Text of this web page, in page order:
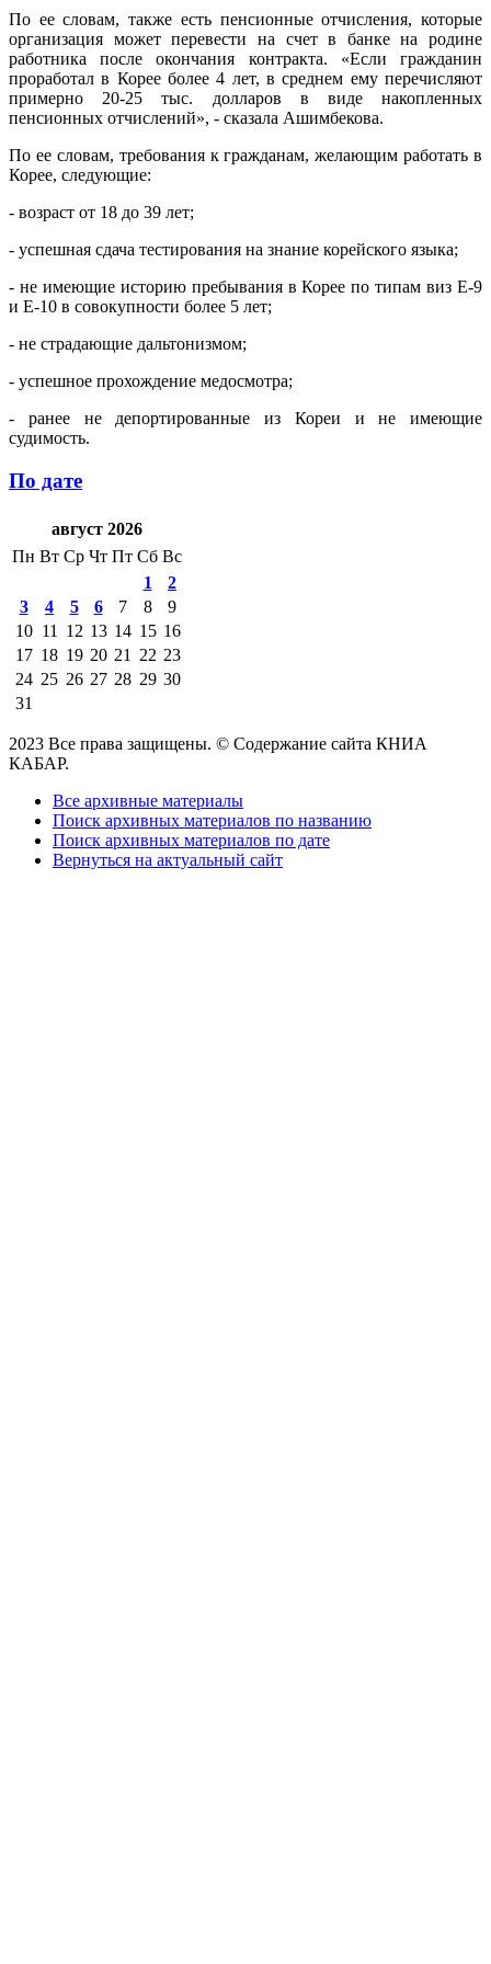
По ее словам, также есть пенсионные отчисления, которые
организация может перевести на счет в банке на родине
работника после окончания контракта. «Если гражданин
проработал в Корее более 4 лет, в среднем ему перечисляют
примерно 20-25 тыс. долларов в виде накопленных
пенсионных отчислений», - сказала Ашимбекова.
По ее словам, требования к гражданам, желающим работать в
Корее, следующие:
- возраст от 18 до 39 лет;
- успешная сдача тестирования на знание корейского языка;
- не имеющие историю пребывания в Корее по типам виз Е-9
и Е-10 в совокупности более 5 лет;
- не страдающие дальтонизмом;
- успешное прохождение медосмотра;
- ранее не депортированные из Кореи и не имеющие
судимость.
По дате
август 2026
Пн Вт Ср Чт Пт Сб Вс
1
2
3
4 5 6 7 8
9
10 11 12 13 14 15 16
17 18 19 20 21 22 23
24 25 26 27 28 29 30
31
2023 Все права защищены. © Содержание сайта КНИА
КАБАР.
Все архивные материалы
Поиск архивных материалов по названию
Поиск архивных материалов по дате
Вернуться на актуальный сайт